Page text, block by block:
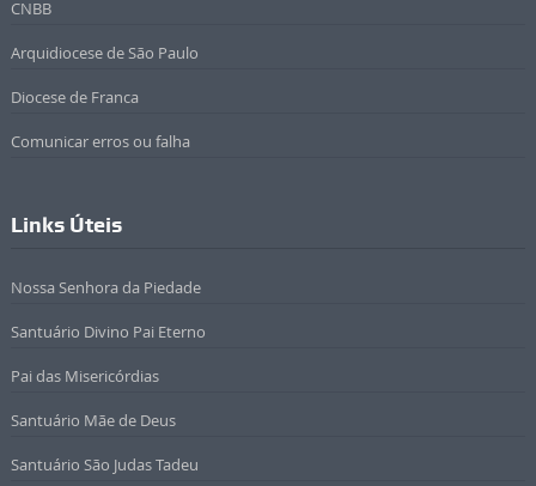
CNBB
Arquidiocese de São Paulo
Diocese de Franca
Comunicar erros ou falha
Links Úteis
Nossa Senhora da Piedade
Santuário Divino Pai Eterno
Pai das Misericórdias
Santuário Mãe de Deus
Santuário São Judas Tadeu